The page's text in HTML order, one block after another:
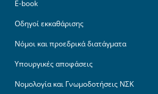
E-book
Οδηγοί εκκαθάρισης
Νόμοι και προεδρικά διατάγματα
Υπουργικές αποφάσεις
Νομολογία και Γνωμοδοτήσεις ΝΣΚ